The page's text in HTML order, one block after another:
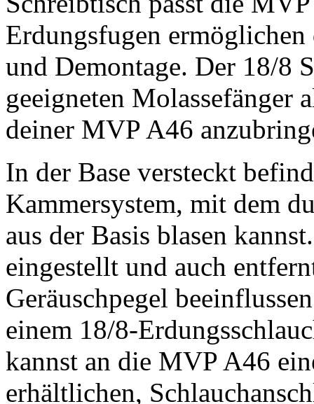
Erdungsfugen
und Demontage. Der 18/8
geeigneten Molassefänger
deiner MVP A46
In der Base versteckt
Kammersystem, mit dem
aus der Basis blasen
eingestellt und auch
Geräuschpegel
einem 18/8-
kannst an die MVP A46
erhältlichen,